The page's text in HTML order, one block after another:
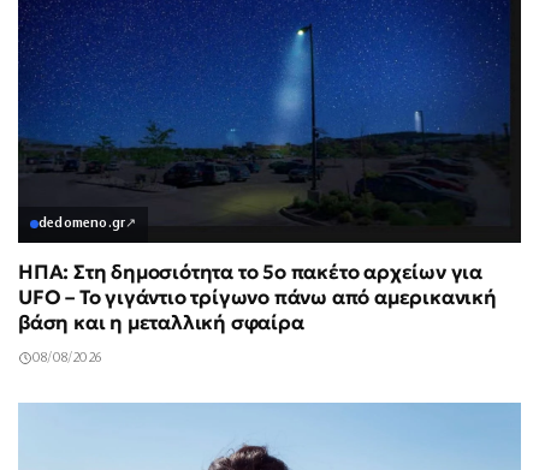
dedomeno.gr↗
ΗΠΑ: Στη δημοσιότητα το 5ο πακέτο αρχείων για
UFO – Το γιγάντιο τρίγωνο πάνω από αμερικανική
βάση και η μεταλλική σφαίρα
08/08/2026